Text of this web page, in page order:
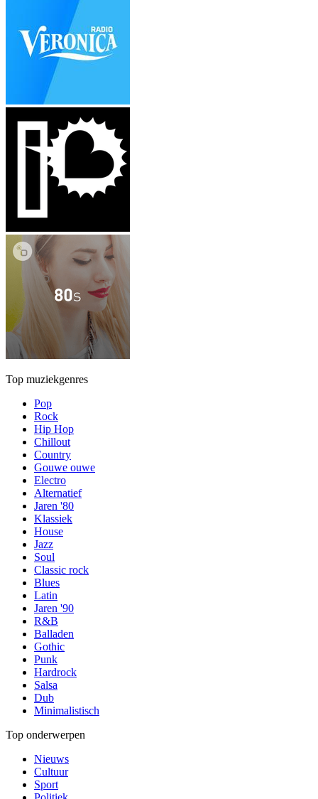
Top muziekgenres
Pop
Rock
Hip Hop
Chillout
Country
Gouwe ouwe
Electro
Alternatief
Jaren '80
Klassiek
House
Jazz
Soul
Classic rock
Blues
Latin
Jaren '90
R&B
Balladen
Gothic
Punk
Hardrock
Salsa
Dub
Minimalistisch
Top onderwerpen
Nieuws
Cultuur
Sport